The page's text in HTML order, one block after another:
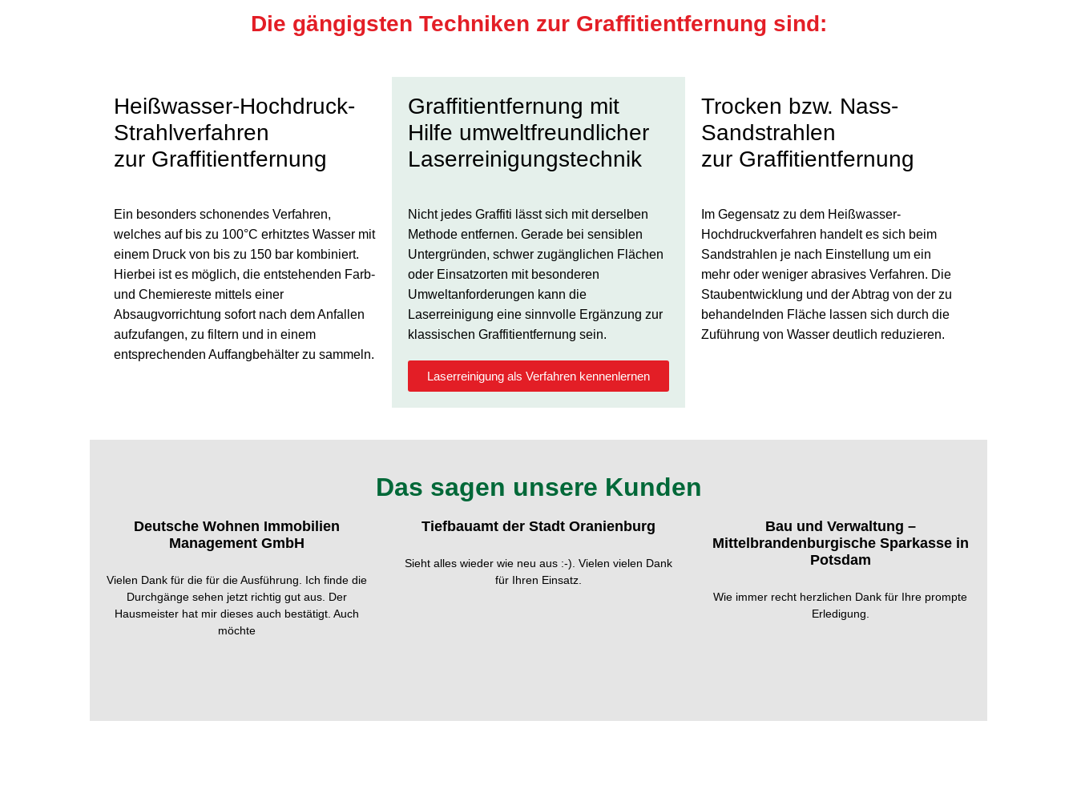
Die gängigsten Techniken zur Graffitientfernung sind:
Heißwasser-Hochdruck-
Strahlverfahren
zur Graffitientfernung
Ein besonders schonendes Verfahren,
welches auf bis zu 100°C erhitztes Wasser mit
einem Druck von bis zu 150 bar kombiniert.
Hierbei ist es möglich, die entstehenden Farb-
und Chemiereste mittels einer
Absaugvorrichtung sofort nach dem Anfallen
aufzufangen, zu filtern und in einem
entsprechenden Auffangbehälter zu sammeln.
Graffitientfernung mit
Hilfe umweltfreundlicher
Laserreinigungstechnik
Nicht jedes Graffiti lässt sich mit derselben
Methode entfernen. Gerade bei sensiblen
Untergründen, schwer zugänglichen Flächen
oder Einsatzorten mit besonderen
Umweltanforderungen kann die
Laserreinigung eine sinnvolle Ergänzung zur
klassischen Graffitientfernung sein.
Laserreinigung als Verfahren kennenlernen
Trocken bzw. Nass-
Sandstrahlen
zur Graffitientfernung
Im Gegensatz zu dem Heißwasser-
Hochdruckverfahren handelt es sich beim
Sandstrahlen je nach Einstellung um ein
mehr oder weniger abrasives Verfahren. Die
Staubentwicklung und der Abtrag von der zu
behandelnden Fläche lassen sich durch die
Zuführung von Wasser deutlich reduzieren.
Das sagen unsere Kunden
Deutsche Wohnen Immobilien
Management GmbH
Vielen Dank für die für die Ausführung. Ich finde die
Durchgänge sehen jetzt richtig gut aus. Der
Hausmeister hat mir dieses auch bestätigt. Auch
möchte
Tiefbauamt der Stadt Oranienburg
Sieht alles wieder wie neu aus :-). Vielen vielen Dank
für Ihren Einsatz.
Bau und Verwaltung –
Mittelbrandenburgische Sparkasse in
Potsdam
Wie immer recht herzlichen Dank für Ihre prompte
Erledigung.